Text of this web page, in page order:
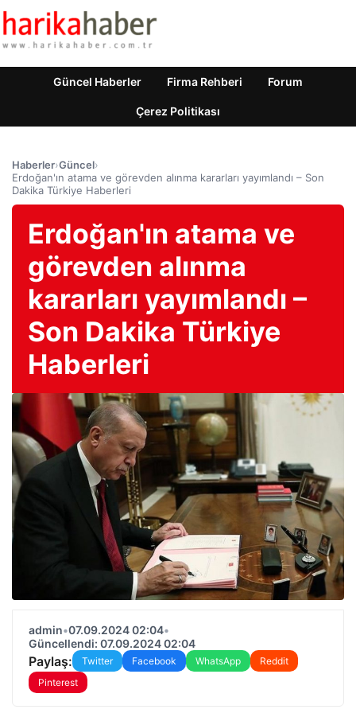
Güncel Haberler Firma Rehberi Forum
Çerez Politikası
Haberler›Güncel›
Erdoğan'ın atama ve görevden alınma kararları yayımlandı – Son
Dakika Türkiye Haberleri
Erdoğan'ın atama ve
görevden alınma
kararları yayımlandı –
Son Dakika Türkiye
Haberleri
admin•07.09.2024 02:04•
Güncellendi: 07.09.2024 02:04
Paylaş: Twitter Facebook WhatsApp
Reddit
Pinterest